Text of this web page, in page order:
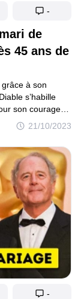
de
45 ans de
21/10/2023
à son
s’habille
son courage
de tous.
sujet
Don Gummer.
dans cet
-
-